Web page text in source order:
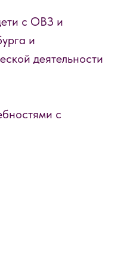
с ОВЗ и
и
деятельности
с